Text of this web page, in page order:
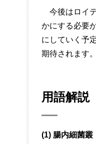
今後はロイ
かにする必要
にしていく予
期待されます。
用語解説
(1) 腸内細菌叢